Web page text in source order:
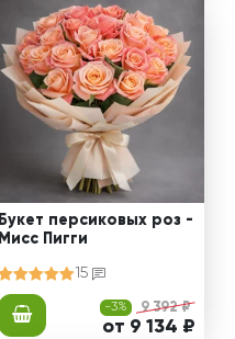
Букет персиковых роз -
Мисс Пигги
15
-3% 9 392 ₽
от 9 134 ₽